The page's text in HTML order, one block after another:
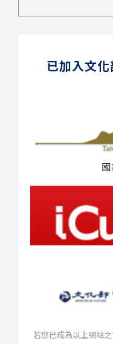
已加入文
若您已成為以上網站